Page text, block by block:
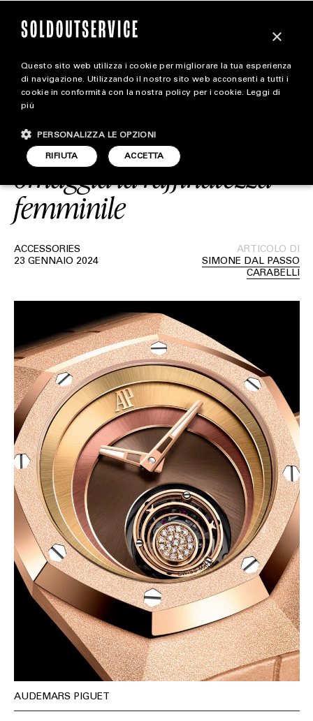
magazine
STYLE
FOOTWEAR
ACCESSORIES
Audemars Piguet e
Tamara Ralph insieme
per un Royal Oak che
omaggia la raffinatezza
femminile
ACCESSORIES
23 GENNAIO 2024
ARTICOLO DI
SIMONE DAL PASSO
CARABELLI
AUDEMARS PIGUET
×
Questo sito web utilizza i cookie per migliorare la tua esperienza
di navigazione. Utilizzando il nostro sito web acconsenti a tutti i
cookie in conformità con la nostra policy per i cookie. Leggi di
più
ACCETTA
RIFIUTA
PERSONALIZZA LE OPZIONI